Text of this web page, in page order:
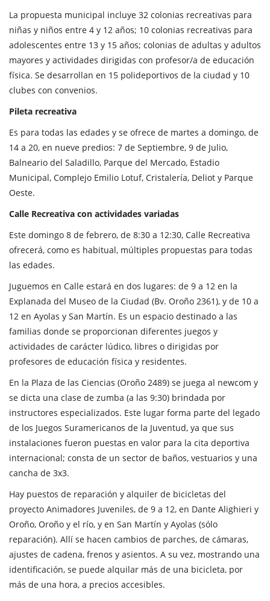
La propuesta municipal incluye 32 colonias recreativas para
niñas y niños entre 4 y 12 años; 10 colonias recreativas para
adolescentes entre 13 y 15 años; colonias de adultas y adultos
mayores y actividades dirigidas con profesor/a de educación
física. Se desarrollan en 15 polideportivos de la ciudad y 10
clubes con convenios.
Pileta recreativa
Es para todas las edades y se ofrece de martes a domingo, de
14 a 20, en nueve predios: 7 de Septiembre, 9 de Julio,
Balneario del Saladillo, Parque del Mercado, Estadio
Municipal, Complejo Emilio Lotuf, Cristalería, Deliot y Parque
Oeste.
Calle Recreativa con actividades variadas
Este domingo 8 de febrero, de 8:30 a 12:30, Calle Recreativa
ofrecerá, como es habitual, múltiples propuestas para todas
las edades.
Juguemos en Calle estará en dos lugares: de 9 a 12 en la
Explanada del Museo de la Ciudad (Bv. Oroño 2361), y de 10 a
12 en Ayolas y San Martín. Es un espacio destinado a las
familias donde se proporcionan diferentes juegos y
actividades de carácter lúdico, libres o dirigidas por
profesores de educación física y residentes.
En la Plaza de las Ciencias (Oroño 2489) se juega al newcom y
se dicta una clase de zumba (a las 9:30) brindada por
instructores especializados. Este lugar forma parte del legado
de los Juegos Suramericanos de la Juventud, ya que sus
instalaciones fueron puestas en valor para la cita deportiva
internacional; consta de un sector de baños, vestuarios y una
cancha de 3x3.
Hay puestos de reparación y alquiler de bicicletas del
proyecto Animadores Juveniles, de 9 a 12, en Dante Alighieri y
Oroño, Oroño y el río, y en San Martín y Ayolas (sólo
reparación). Allí se hacen cambios de parches, de cámaras,
ajustes de cadena, frenos y asientos. A su vez, mostrando una
identificación, se puede alquilar más de una bicicleta, por
más de una hora, a precios accesibles.